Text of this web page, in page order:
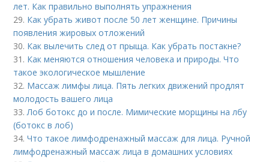
лет. Как правильно выполнять упражнения
29. Как убрать живот после 50 лет женщине. Причины
появления жировых отложений
30. Как вылечить след от прыща. Как убрать постакне?
31. Как меняются отношения человека и природы. Что
такое экологическое мышление
32. Массаж лимфы лица. Пять легких движений продлят
молодость вашего лица
33.Лоб ботокс до и после. Мимические морщины на лбу
(ботокс в лоб)
34.Что такое лимфодренажный массаж для лица. Ручной
лимфодренажный массаж лица в домашних условиях